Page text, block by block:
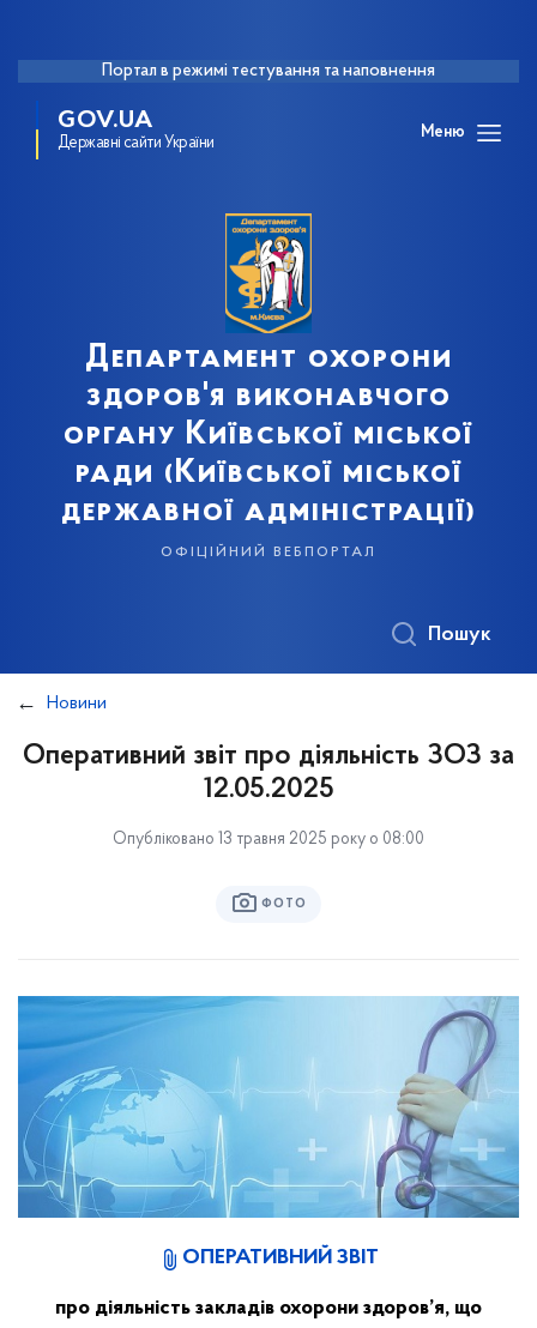
Портал в режимі тестування та наповнення
GOV.UA
Державні сайти України
Меню
Департамент охорони
здоров'я виконавчого
органу Київської міської
ради (Київської міської
державної адміністрації)
офіційний вебпортал
Пошук
Новини
Оперативний звіт про діяльність ЗОЗ за
12.05.2025
Опубліковано 13 травня 2025 року о 08:00
ФОТО
ОПЕРАТИВНИЙ ЗВІТ
про діяльність закладів охорони здоров’я, що